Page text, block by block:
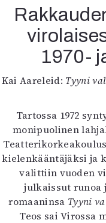
1970-
Kai Aareleid: Tyyni
Tartossa 1972
monipuolinen
kielenkääntäjäksi ja
valittiin vuoden
julkaissut runoa
romaaninsa Tyyni
Teos sai Virossa